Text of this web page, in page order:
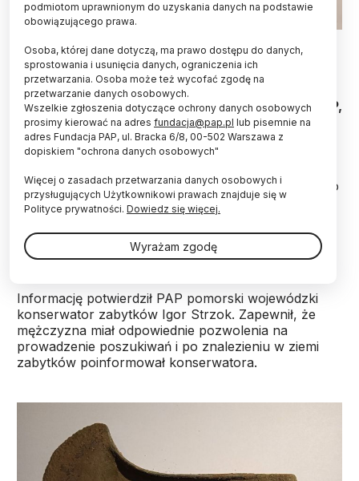
W kociewskich lasach poszukiwacz odnalazł pięć
siekierek z okresu brązu. Pomorski wojewódzki
konserwator zabytków Igor Strzok powiedział PAP,
że ten prawdziwy skarb niebawem trafi do
Muzeum Archeologicznego w Gdańsku.
Nadleśnictwo Starogard (Pomorskie) poinformowało
w mediach społecznościowych, że w lasach na
Kociewiu "pasjonat poszukiwania śladów historii
Denis Konkol odnalazł przedmioty mające kilka
tysięcy lat".
Informację potwierdził PAP pomorski wojewódzki
konserwator zabytków Igor Strzok. Zapewnił, że
mężczyzna miał odpowiednie pozwolenia na
prowadzenie poszukiwań i po znalezieniu w ziemi
zabytków poinformował konserwatora.
podmiotom uprawnionym do uzyskania danych na podstawie
obowiązującego prawa.
Osoba, której dane dotyczą, ma prawo dostępu do danych,
sprostowania i usunięcia danych, ograniczenia ich
przetwarzania. Osoba może też wycofać zgodę na
przetwarzanie danych osobowych.
Wszelkie zgłoszenia dotyczące ochrony danych osobowych
prosimy kierować na adres fundacja@pap.pl lub pisemnie na
adres Fundacja PAP, ul. Bracka 6/8, 00-502 Warszawa z
dopiskiem "ochrona danych osobowych"
Więcej o zasadach przetwarzania danych osobowych i
przysługujących Użytkownikowi prawach znajduje się w
Polityce prywatności. Dowiedz się więcej.
Wyrażam zgodę